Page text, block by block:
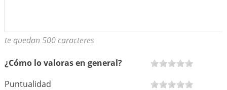
te quedan 500 caracteres
¿Cómo lo valoras en general?
Puntualidad